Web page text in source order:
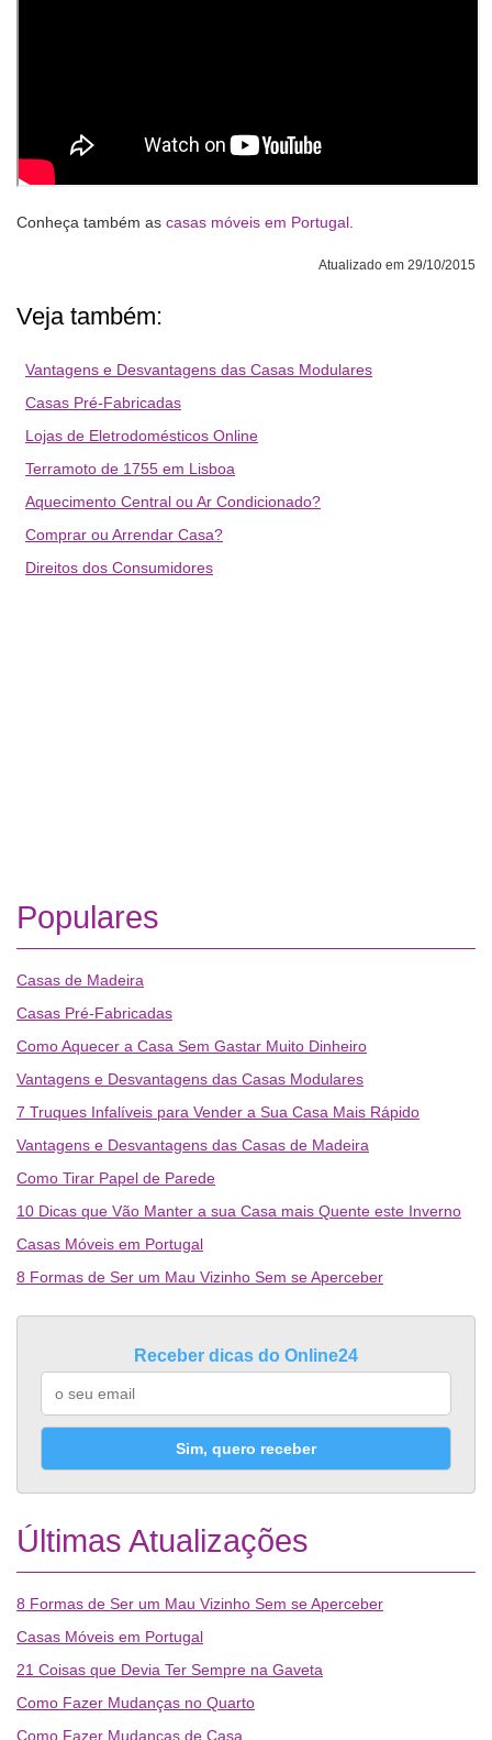
Conheça também as casas móveis em Portugal
Atualizado em 29/10/2015
Veja também:
Vantagens e Desvantagens das Casas Modulares
Casas Pré-Fabricadas
Lojas de Eletrodomésticos Online
Terramoto de 1755 em Lisboa
Aquecimento Central ou Ar Condicionado?
Comprar ou Arrendar Casa?
Direitos dos Consumidores
Populares
Casas de Madeira
Casas Pré-Fabricadas
Como Aquecer a Casa Sem Gastar Muito Dinheiro
Vantagens e Desvantagens das Casas Modulares
7 Truques Infalíveis para Vender a Sua Casa Mais Rápido
Vantagens e Desvantagens das Casas de Madeira
Como Tirar Papel de Parede
10 Dicas que Vão Manter a sua Casa mais Quente este Inverno
Casas Móveis em Portugal
8 Formas de Ser um Mau Vizinho Sem se Aperceber
Receber dicas do Online24
Sim, quero receber
Últimas Atualizações
8 Formas de Ser um Mau Vizinho Sem se Aperceber
Casas Móveis em Portugal
21 Coisas que Devia Ter Sempre na Gaveta
Como Fazer Mudanças no Quarto
Como Fazer Mudanças de Casa